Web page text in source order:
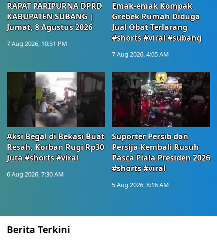
RAPAT PARIPURNA DPRD
KABUPATEN SUBANG |
Jumat, 8 Agustus 2026
7 Aug 2026, 10:51 PM
Emak-emak Kompak
Grebek Rumah Diduga
Jual Obat Terlarang
#shorts #viral #subang
7 Aug 2026, 4:05 AM
Aksi Begal di Bekasi Buat
Resah, Korban Rugi Rp30
Juta #shorts #viral
6 Aug 2026, 7:30 AM
Suporter Persib dan
Persija Kembali Rusuh
Pasca Piala Presiden 2026
#shorts #viral
5 Aug 2026, 8:16 AM
Berita Terkini